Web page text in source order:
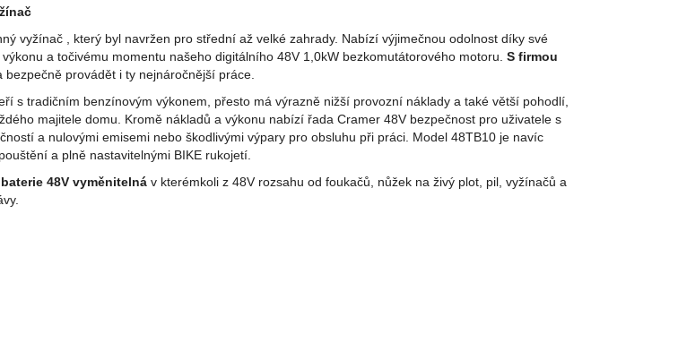
vyžínač , který byl navržen pro střední až velké zahrady. Nabízí výjimečnou odolnost díky své
a točivému momentu našeho digitálního 48V 1,0kW bezkomutátorového motoru. S firmou
provádět i ty nejnáročnější práce.
s tradičním benzínovým výkonem, přesto má výrazně nižší provozní náklady a také větší pohodlí,
majitele domu. Kromě nákladů a výkonu nabízí řada Cramer 48V bezpečnost pro uživatele s
a nulovými emisemi nebo škodlivými výpary pro obsluhu při práci. Model 48TB10 je navíc
a plně nastavitelnými BIKE rukojetí.
48V vyměnitelná v kterémkoli z 48V rozsahu od foukačů, nůžek na živý plot, pil, vyžínačů a